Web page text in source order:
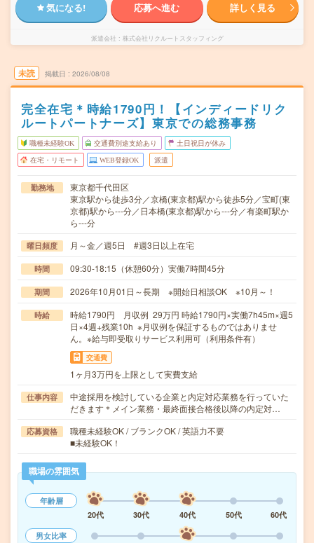
気になる! 応募へ進む 詳しく見る
派遣会社 株式会社リクルートスタッフィング
未読 掲載日 2026/08/08
完全在宅＊時給1790円！【インディードリク
ルートパートナーズ】東京での総務事務
職種未経験OK 交通費別途支給あり 土日祝日が休み
在宅・リモート WEB登録OK 派遣
勤務地
東京都千代田区
東京駅から徒歩3分／京橋(東京都)駅から徒歩5分／宝町(東
京都)駅から---分／日本橋(東京都)駅から---分／有楽町駅か
ら---分
曜日頻度 月～金／週5日 #週3日以上在宅
時間 09:30-18:15（休憩60分）実働7時間45分
期間 2026年10月01日～長期 ※開始日相談OK ※10月～！
時給
時給1790円 月収例 29万円 時給1790円×実働7h45m×週5
日×4週+残業10h ※月収例を保証するものではありませ
ん。※給与即受取りサービス利用可（利用条件有）
交通費
1ヶ月3万円を上限として実費支給
仕事内容
中途採用を検討している企業と内定対応業務を行っていた
だきます＊メイン業務・最終面接合格後以降の内定対…
応募資格
職種未経験OK / ブランクOK / 英語力不要
■未経験OK！
職場の雰囲気
年齢層
20代
30代 40代 50代
60代
男女比率